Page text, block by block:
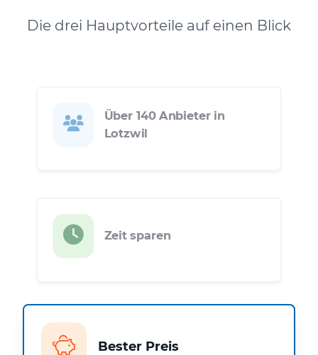
Die drei Hauptvorteile auf einen Blick
Über 140 Anbieter in
Lotzwil
Zeit sparen
Bester Preis